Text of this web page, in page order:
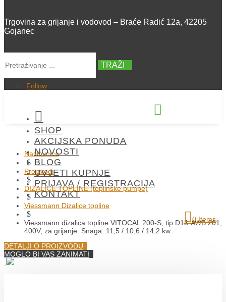
Trgovina za grijanje i vodovod – Braće Radić 12a, 42205
Gojanec
TRAŽI
Follow


SHOP
AKCIJSKA PONUDA
NOVOSTI
BLOG
UVJETI KUPNJE
PRIJAVA / REGISTRACIJA
KONTAKT
0 Items
Naslovnica
$
Proizvodi
$
DIZALICE TOPLINE (toplinske pumpe)
$
Viessmann Dizalice topline
$
Viessmann dizalica topline VITOCAL 200-S, tip D13-AWB 201,
400V, za grijanje. Snaga: 11,5 / 10,6 / 14,2 kw
DETALJI O PROIZVODU
MOGLO BI VAS ZANIMATI